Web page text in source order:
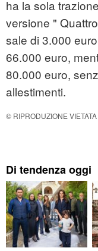
ha la sola
versione "
sale di 3.000
66.000 euro,
80.000 euro,
allestimenti.
© RIPRODUZIONE VIETATA
Di tendenza oggi